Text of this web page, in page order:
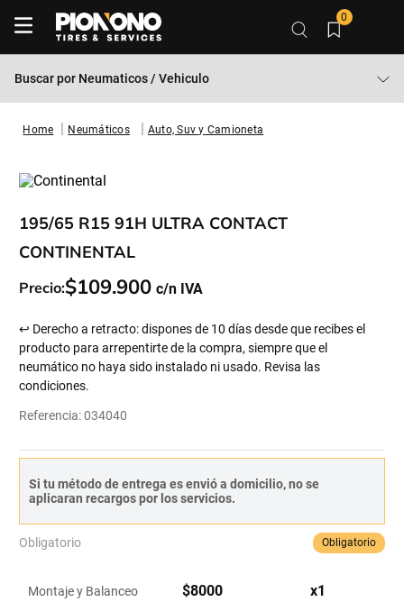
0
Buscar por Neumaticos / Vehiculo
Neumáticos Auto, Suv y Camioneta
195/65 R15 91H ULTRA CONTACT
CONTINENTAL
Precio:$109.900
↩ Derecho a retracto: dispones de 10 días desde que recibes el
producto para arrepentirte de la compra, siempre que el
neumático no haya sido instalado ni usado. Revisa las
condiciones.
Referencia:034040
Si tu método de entrega es envió a domicilio, no se
aplicaran recargos por los servicios.
Obligatorio Obligatorio
Montaje y Balanceo $8000 x1